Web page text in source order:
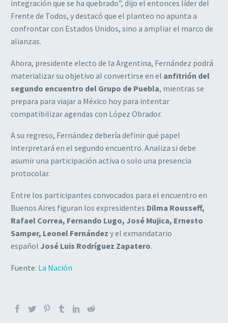
integración que se ha quebrado”, dijo el entonces líder del
Frente de Todos, y destacó que el planteo no apunta a
confrontar con Estados Unidos, sino a ampliar el marco de
alianzas.
Ahora, presidente electo de la Argentina, Fernández podrá
materializar su objetivo al convertirse en el anfitrión del
segundo encuentro del Grupo de Puebla, mientras se
prepara para viajar a México hoy para intentar
compatibilizar agendas con López Obrador.
A su regreso, Fernández debería definir qué papel
interpretará en el segundo encuentro. Analiza si debe
asumir una participación activa o solo una presencia
protocolar.
Entre los participantes convocados para el encuentro en
Buenos Aires figuran los expresidentes Dilma Rousseff,
Rafael Correa, Fernando Lugo, José Mujica, Ernesto
Samper, Leonel Fernández y el exmandatario
español José Luis Rodríguez Zapatero.
Fuente: La Nación